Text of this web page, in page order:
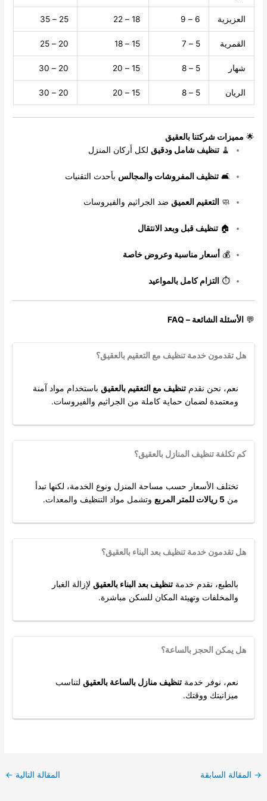
العزيزية 6 – 9
18 – 22
25 – 35
القمرية 5 – 7
15 – 18
20 – 25
شهار 5 – 8
15 – 20
20 – 30
الريان 5 – 8
15 – 20
20 – 30
🌟 مميزات شركتنا بالعقيق
🧹تنظيف شامل ودقيق لكل أركان المنزل
🛋️تنظيف المفروشات والمجالس بأحدث التقنيات
🧼 التعقيم العميق ضد الجراثيم والفيروسات
🏠تنظيف قبل وبعد الانتقال
💰 أسعار مناسبة وعروض خاصة
⏱️ التزام كامل بالمواعيد
💬 الأسئلة الشائعة – FAQ
هل تقدمون خدمة تنظيف مع التعقيم بالعقيق؟
نعم، نحن نقدمتنظيف مع التعقيم بالعقيق باستخدام مواد آمنة
ومعتمدة لضمان حماية كاملة من الجراثيم والفيروسات.
كم تكلفة تنظيف المنازل بالعقيق؟
تختلف الأسعار حسب مساحة المنزل ونوع الخدمة، لكنها تبدأ
من 5 ريالات للمتر المربع وتشمل مواد التنظيف والمعدات.
هل تقدمون خدمة تنظيف بعد البناء بالعقيق؟
بالطبع، نقدم خدمةتنظيف بعد البناء بالعقيق لإزالة الغبار
والمخلفات وتهيئة المكان للسكن مباشرة.
هل يمكن الحجز بالساعة؟
نعم، نوفر خدمةتنظيف منازل بالساعة بالعقيق لتناسب
ميزانيتك ووقتك.
→ المقالة السابقة المقالة التالية ←